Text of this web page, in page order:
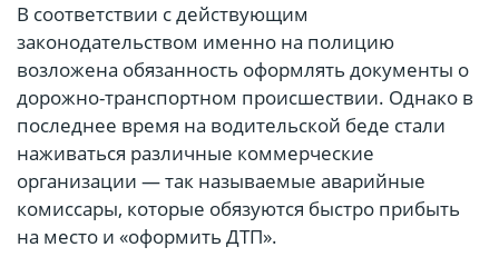
В соответствии с действующим
законодательством именно на полицию
возложена обязанность оформлять документы о
дорожно-транспортном происшествии. Однако в
последнее время на водительской беде стали
наживаться различные коммерческие
организации — так называемые аварийные
комиссары, которые обязуются быстро прибыть
на место и «оформить ДТП».